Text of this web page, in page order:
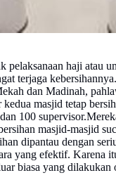
haji atau
terjaga
dan Madinah,
masjid tetap
100
masjid-masjid
dipantau dengan
yang efektif. Karena
biasa yang